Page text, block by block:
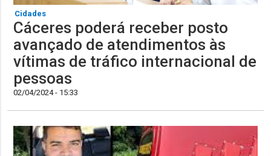
Cidades
Cáceres poderá receber posto
avançado de atendimentos às
vítimas de tráfico internacional de
pessoas
02/04/2024 - 15:33